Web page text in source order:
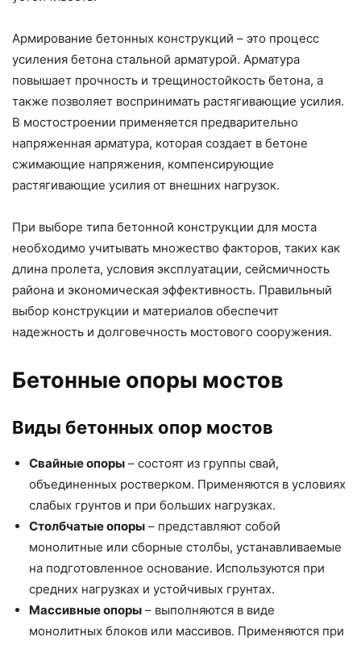
Армирование бетонных конструкций – это процесс
усиления бетона стальной арматурой. Арматура
повышает прочность и трещиностойкость бетона, а
также позволяет воспринимать растягивающие усилия.
В мостостроении применяется предварительно
напряженная арматура, которая создает в бетоне
сжимающие напряжения, компенсирующие
растягивающие усилия от внешних нагрузок.
При выборе типа бетонной конструкции для моста
необходимо учитывать множество факторов, таких как
длина пролета, условия эксплуатации, сейсмичность
района и экономическая эффективность. Правильный
выбор конструкции и материалов обеспечит
надежность и долговечность мостового сооружения.
Бетонные опоры мостов
Виды бетонных опор мостов
Свайные опоры – состоят из группы свай,
объединенных ростверком. Применяются в условиях
слабых грунтов и при больших нагрузках.
Столбчатые опоры – представляют собой
монолитные или сборные столбы, устанавливаемые
на подготовленное основание. Используются при
средних нагрузках и устойчивых грунтах.
Массивные опоры – выполняются в виде
монолитных блоков или массивов. Применяются при